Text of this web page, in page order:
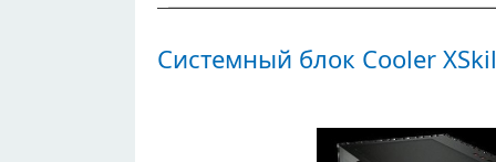
Системный блок Cooler